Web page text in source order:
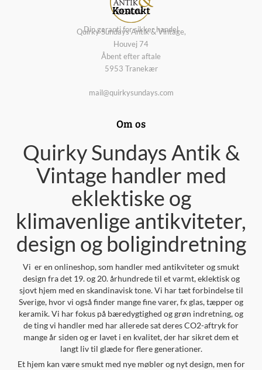
Din garanti for sikker handel
Kontakt
Quirky Sundays Antik & Vintage,
Houvej 74
Åbent efter aftale
5953 Tranekær
mail@quirkysundays.com
Om os
Quirky Sundays Antik &
Vintage handler med
eklektiske og
klimavenlige antikviteter,
design og boligindretning
Vi er en onlineshop, som handler med antikviteter og smukt
design fra det 19. og 20. århundrede til et varmt, eklektisk og
sjovt hjem med en skandinavisk tone. Vi har tæt forbindelse til
Sverige, hvor vi også finder mange fine varer, fx glas, tæpper og
keramik. Vi har fokus på bæredygtighed og grøn indretning, og
de ting vi handler med har allerede sat deres CO2-aftryk for
mange år siden og er lavet i en kvalitet, der har sikret dem et
langt liv til glæde for flere generationer.
Et hjem kan være smukt med nye møbler og nyt design, men for